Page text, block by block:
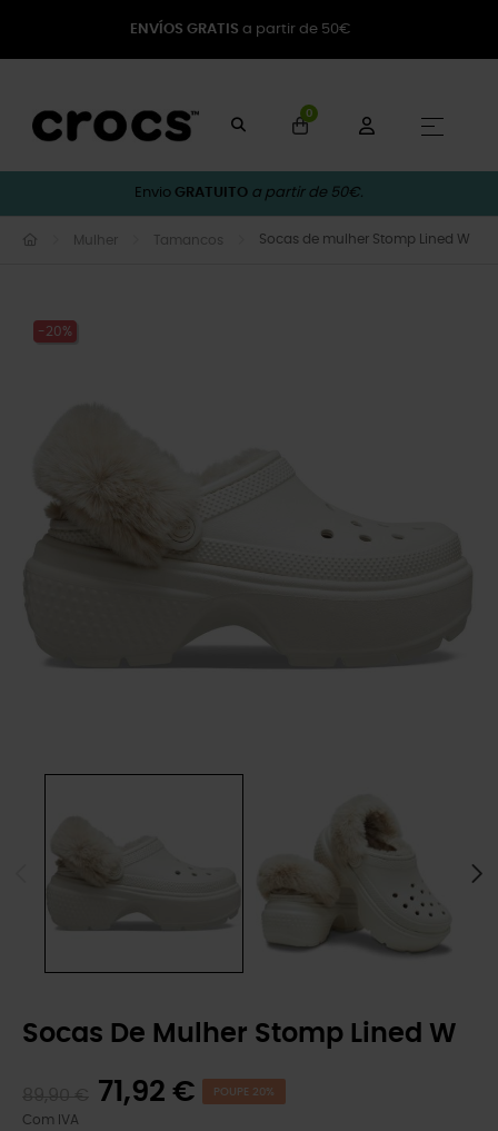
ENVÍOS GRATIS a partir de 50€
0
☰
Envio GRATUITO a partir de 50€.
Mulher Tamancos Socas de mulher Stomp Lined W
-20%
Socas De Mulher Stomp Lined W
71,92 € POUPE 20%
Com IVA